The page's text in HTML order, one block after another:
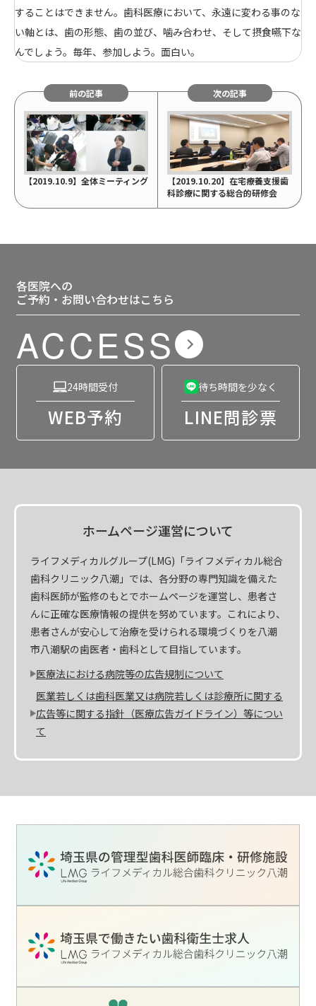
することはできません。歯科医療において、永遠に変わる事のな
い軸とは、歯の形態、歯の並び、噛み合わせ、そして摂食嚥下な
んでしょう。毎年、参加しよう。面白い。
前の記事
【2019.10.9】全体ミーティング
次の記事
【2019.10.20】在宅療養支援歯
科診療に関する総合的研修会
各医院への
ご予約・お問い合わせはこちら
ACCESS
24時間受付
WEB予約
待ち時間を少なく
LINE問診票
ホームページ運営について
ライフメディカルグループ(LMG)「ライフメディカル総合
歯科クリニック八潮」では、各分野の専門知識を備えた
歯科医師が監修のもとでホームページを運営し、患者さ
んに正確な医療情報の提供を努めています。これにより、
患者さんが安心して治療を受けられる環境づくりを八潮
市八潮駅の歯医者・歯科として目指しています。
医療法における病院等の広告規制について
医業若しくは歯科医業又は病院若しくは診療所に関する
広告等に関する指針（医療広告ガイドライン）等につい
て